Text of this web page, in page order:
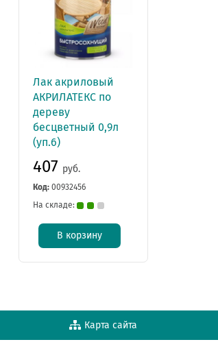
Лак акриловый
АКРИЛАТЕКС по
дереву
бесцветный 0,9л
(уп.6)
407 руб.
Код: 00932456
На складе:
В корзину
Карта сайта